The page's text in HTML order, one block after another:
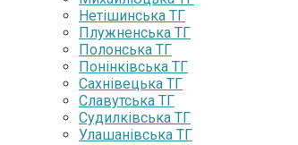
Нетішинська ТГ
Плужненська ТГ
Полонська ТГ
Понінківська ТГ
Сахнівецька ТГ
Славутська ТГ
Судилківська ТГ
Улашанівська ТГ